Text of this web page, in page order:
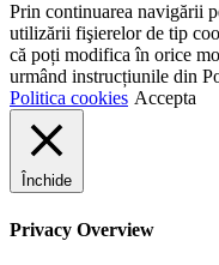
Prin continuarea navigării
utilizării fişierelor de tip
că poți modifica în orice
urmând instrucțiunile din
Politica cookies Accepta
Închide
Privacy Overview